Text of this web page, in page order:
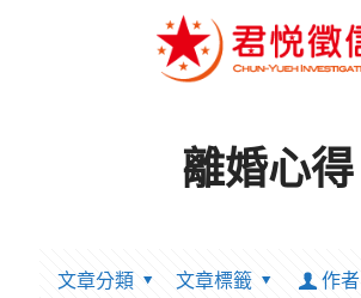
離婚心得
文章分類 文章標籤
作者